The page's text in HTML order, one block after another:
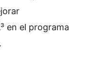
en el programa